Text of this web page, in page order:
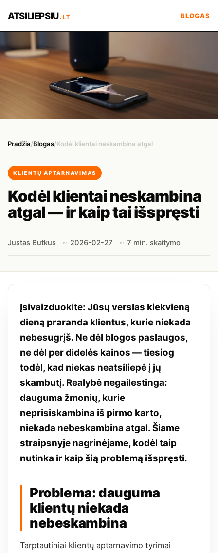
ATSILIEPSIU.LT BLOGAS
Pradžia/Blogas/Kodėl klientai neskambina atgal
KLIENTŲ APTARNAVIMAS
Kodėl klientai neskambina
atgal — ir kaip tai išspręsti
Justas Butkus 2026-02-27 7 min. skaitymo
Įsivaizduokite: Jūsų verslas kiekvieną
dieną praranda klientus, kurie niekada
nebesugrįš. Ne dėl blogos paslaugos,
ne dėl per didelės kainos — tiesiog
todėl, kad niekas neatsiliepė į jų
skambutį. Realybė negailestinga:
dauguma žmonių, kurie
neprisiskambina iš pirmo karto,
niekada nebeskambina atgal. Šiame
straipsnyje nagrinėjame, kodėl taip
nutinka ir kaip šią problemą išspręsti.
Problema: dauguma
klientų niekada
nebeskambina
Tarptautiniai klientų aptarnavimo tyrimai